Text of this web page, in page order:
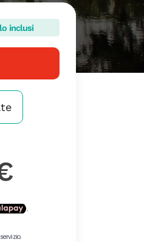
inclusi